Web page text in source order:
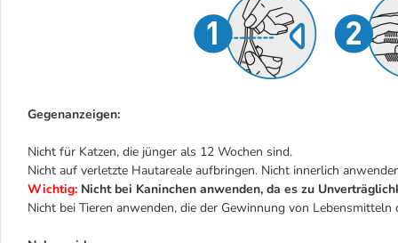
Gegenanzeigen:
Nicht für Katzen, die jünger als 12 Wochen sind.
Nicht auf verletzte Hautareale aufbringen. Nicht innerlich
Wichtig: Nicht bei Kaninchen anwenden, da es zu
Nicht bei Tieren anwenden, die der Gewinnung von Lebensmitteln